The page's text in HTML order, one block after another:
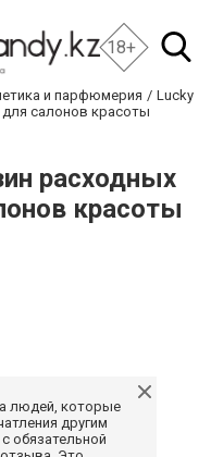
18+
и парфюмерия
Lucky
для салонов красоты
расходных
красоты
людей, которые
другим
обязательной